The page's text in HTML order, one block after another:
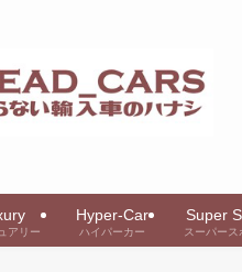
アリー
Hyper-Car
ハイパーカー
Super
スーパース